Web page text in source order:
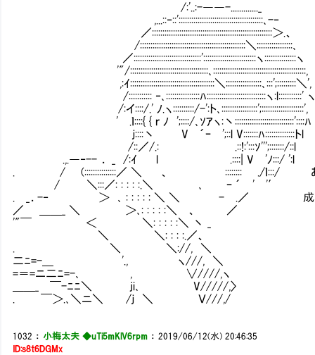
/:'..:-――-............._
,...::‐::'::::::::::::::::::::::::::::::::::::::::､-‐
／:::::::::::::::::::::::::::::::::::::::::::::::::::::::::＞.、
/::::::::::::::::::::::::::::::::::::::::::::::::::＼:::::::::::::::::､
／::::::::::::::::::::::::::::::::':::::::::::::::::::::::::ヽ:::::::::::::::ヽ
'"/:::::::::::::::::::::::::::::::::::::､::::::::::::::::::::::::::::::::::::::::::::,
,:ｲ::::::::::::::::::::::::::::::::::::::::＼:::::::::::::::::､:::';:::::::::＼',
/::::::::::: ‐､::::::::::::::::ﾊ::::::::::::::::::::::::::::ヽ:l:::::::::::'
/:イ::::/.' ﾉ.ヽ::::::::::/-':ト､:::::::::::::::::';::::::::::::::::::::',
' .ｌ::::{ { ｒ ﾉ ';::::/､ｿｱヽ:丶::::::::::::::::::::::::::::'::::ﾊ
ｊ::::丶 V ´ｰ ';::l V:::::::ﾊ::::::::::::::トl
/::／/.: .::!:':::ｿ''';:::::::/::l
.,.―‐-- ． _ /:ｲ l .::::| V 'ﾉ:::/ ':l
. / (:::::::::::::::／ ＼ 、 :::::::: ./ｌ:::/ ああ。成功す
/ ＼:::／: : : : :.＼ ､ ｰ ´ ' '′
. _．-‐ ＞ ､ : : : : : ＼ ＼ - .／ 成功率も高そう
／ ＿＿_ ＼ ＞､: : : : :＼ 、 ／
'"￣ ＜ ＼: : : : :＼ 丶 _
＼ ＼: : : :.／、
. ＼ ＼://, ＼
二ﾆ=-＿ '., ヽ///, ＼
=＝=ニ二ﾆ=-､ , ∨////,ヽ
＿＿_ ￣-ﾆﾆ＼ ji､ V/////,〉
. ￣＞.､＼ニ＼ /ｊ ＼ Ｖ///,/
1032 ： 小梅太夫 ◆uTi5mKlV6rpm ：2019/06/12(水) 20:46:35
ID:s8t6DGMx